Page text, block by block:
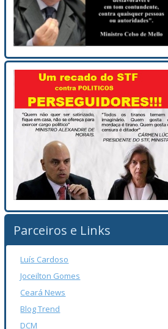
Parceiros e Links
Luís Cardoso
Joceilton Gomes
Ceará News
Blog Trend
DCM